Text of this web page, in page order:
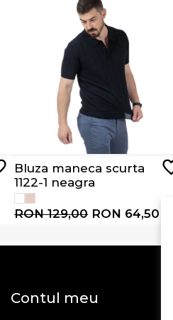
Bluza maneca scurta
1122-1 neagra
RON 129,00 RON 64,50
Contul meu